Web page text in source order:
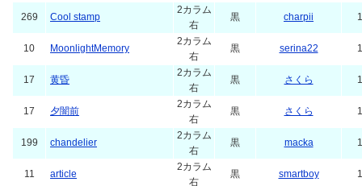
269 Cool stamp
2カラム
右
黒 charpii
10 MoonlightMemory
2カラム
右
黒 serina22
17 黄昏
2カラム
右
黒 さくら
17 夕闇前
2カラム
右
黒 さくら
199 chandelier
2カラム
右
黒 macka
11 article
2カラム
右
黒 smartboy